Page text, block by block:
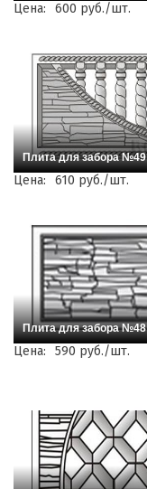
Цена: 600 руб./шт.
Плита для забора №49
Цена: 610 руб./шт.
Плита для забора №48
Цена: 590 руб./шт.